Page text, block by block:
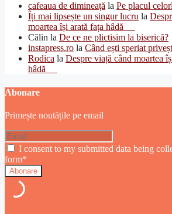
cafeaua de dimineață la Pe placul
Îți mai lipsește un singur lucru la
moartea își arată fața hâdă
Călin la De ce ne plictisim la biserică?
instapress.ro la Când ești speriat
Rodica la Despre viață când moartea
hâdă
Abonare
Primește noutățile pe email
I consent to my submitted data being
form*